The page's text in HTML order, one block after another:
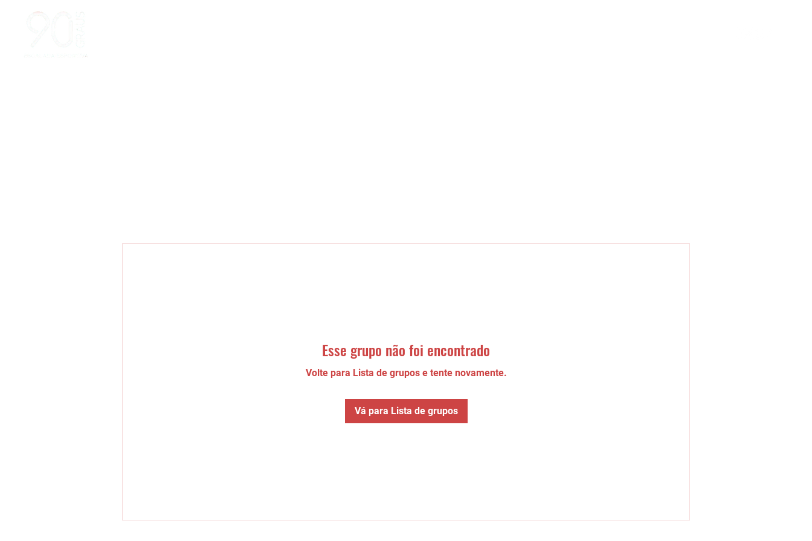
Esse grupo não foi encontrado
Volte para Lista de grupos e tente novamente.
Vá para Lista de grupos